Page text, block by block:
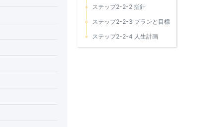
ステップ2-2-2 指針
ステップ2-2-3 プランと目標
ステップ2-2-4 人生計画